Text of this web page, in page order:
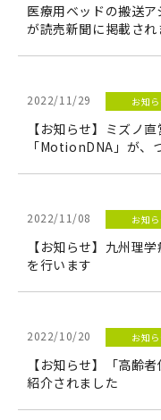
医療用ベッドの搬送
が読売新聞に掲載され
2022/11/29 お知
【お知らせ】ミズノ
「MotionDNA」が、
2022/11/08 お知
【お知らせ】九州理
を行います
2022/10/20 お知
【お知らせ】「高齢
紹介されました